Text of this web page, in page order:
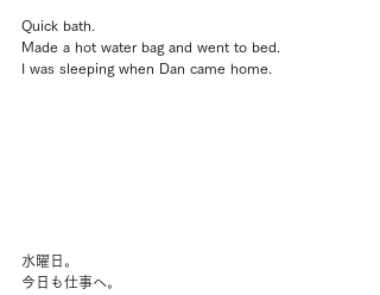
Quick bath.
Made a hot water bag and went to bed.
I was sleeping when Dan came home.
水曜日。
今日も仕事へ。